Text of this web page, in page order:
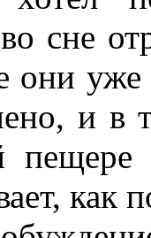
сне
они
и в
как